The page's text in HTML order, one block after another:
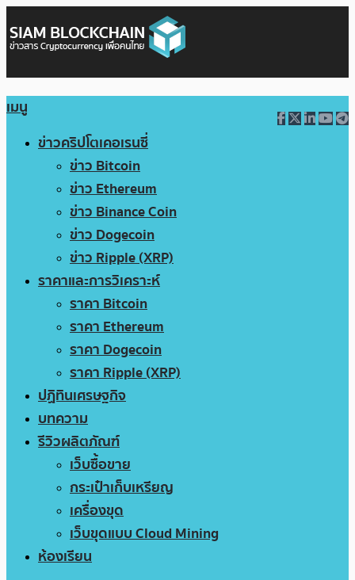
เมนู
ข่าวคริปโตเคอเรนซี่
ข่าว Bitcoin
ข่าว Ethereum
ข่าว Binance Coin
ข่าว Dogecoin
ข่าว Ripple (XRP)
ราคาและการวิเคราะห์
ราคา Bitcoin
ราคา Ethereum
ราคา Dogecoin
ราคา Ripple (XRP)
ปฏิทินเศรษฐกิจ
บทความ
รีวิวผลิตภัณฑ์
เว็บซื้อขาย
กระเป๋าเก็บเหรียญ
เครื่องขุด
เว็บขุดแบบ Cloud Mining
ห้องเรียน